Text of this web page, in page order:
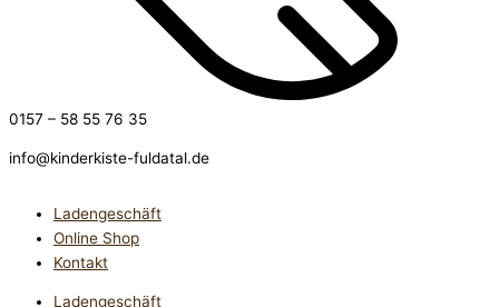
0157 – 58 55 76 35
info@kinderkiste-fuldatal.de
Ladengeschäft
Online Shop
Kontakt
Ladengeschäft